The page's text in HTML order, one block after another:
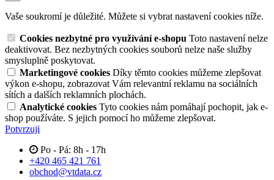
Vaše soukromí je důležité. Můžete si vybrat nastavení cookies níže.
Cookies nezbytné pro využívání e-shopu Toto nastavení nelze
deaktivovat. Bez nezbytných cookies souborů nelze naše služby
smysluplně poskytovat.
Marketingové cookies Díky těmto cookies můžeme zlepšovat
výkon e-shopu, zobrazovat Vám relevantní reklamu na sociálních
sítích a dalších reklamních plochách.
Analytické cookies Tyto cookies nám pomáhají pochopit, jak e-
shop používáte. S jejich pomocí ho můžeme zlepšovat.
Potvrzuji
Po - Pá: 8h - 17h
+420 465 421 761
obchod@vtdata.cz